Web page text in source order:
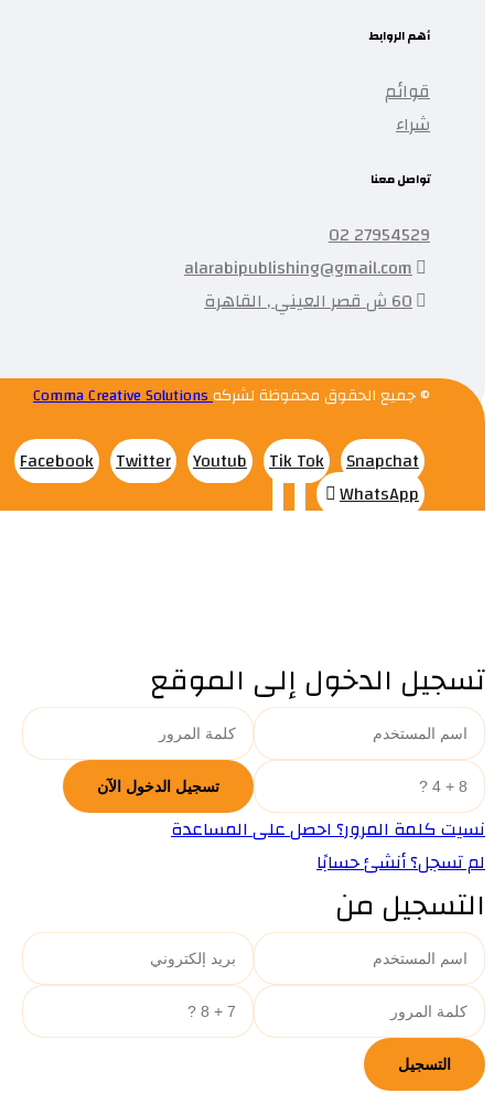
أهم الروابط
قوائم
شراء
تواصل معنا
27954529 02
alarabipublishing@gmail.com
60 ش قصر العيني , القاهرة
© جميع الحقوق محفوظة لشركهComma Creative Solutions
Facebook Twitter Youtub Tik Tok
Snapchat
WhatsApp
تسجيل الدخول إلى الموقع
نسيت كلمة المرور؟ احصل على المساعدة
لم تسجل؟ أنشئ حسابًا
التسجيل من